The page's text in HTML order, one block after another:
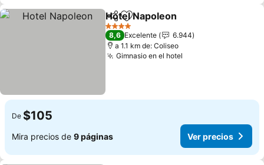
CompartirAgregar a favoritos
Hotel Napoleon
4 Estrellas
8,6 Excelente
6.944
a 1.1 km de: Coliseo
Gimnasio en el hotel
De $105
Mira precios de 9 páginas Ver precios